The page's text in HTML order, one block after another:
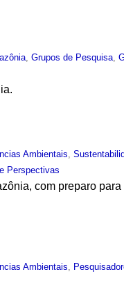
,Grupos de Pesquisa,
Ambientais ,
Perspectivas
com preparo para
Ambientais